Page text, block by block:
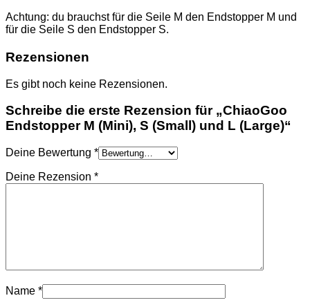
Achtung: du brauchst für die Seile M den Endstopper M und
für die Seile S den Endstopper S.
Rezensionen
Es gibt noch keine Rezensionen.
Schreibe die erste Rezension für „ChiaoGoo
Endstopper M (Mini), S (Small) und L (Large)“
Deine Bewertung *
Deine Rezension *
Name *